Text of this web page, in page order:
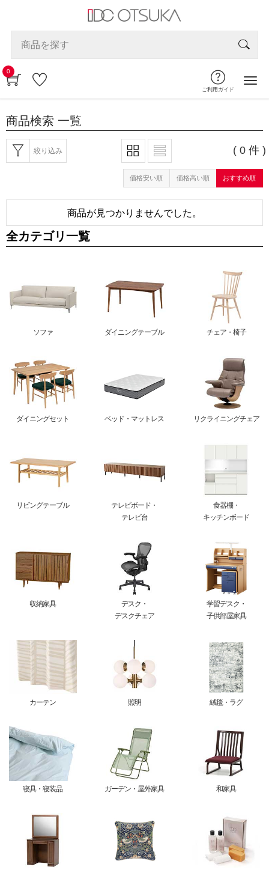
0
ご利用ガイド
商品検索 一覧
絞り込み ( 0 件 )
価格安い順 価格高い順 おすすめ順
商品が見つかりませんでした。
全カテゴリ一覧
ソファ ダイニングテーブル チェア・椅子
ダイニングセット ベッド・マットレス リクライニングチェア
リビングテーブル
テレビボード・
テレビ台
食器棚・
キッチンボード
収納家具
デスク・
デスクチェア
学習デスク・
子供部屋家具
カーテン 照明 絨毯・ラグ
寝具・寝装品 ガーデン・屋外家具 和家具